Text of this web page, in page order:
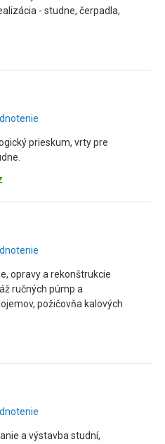
- studne, čerpadla,
prieskum, vrty pre
opravy a rekonštrukcie
ručných púmp a
požičovňa kalových
a výstavba studní,